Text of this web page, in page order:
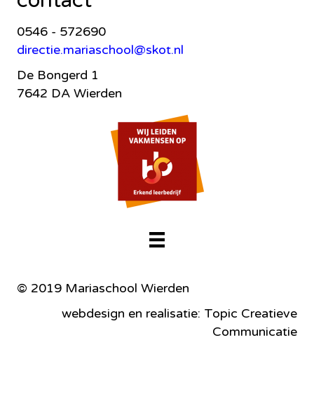
0546 - 572690
directie.mariaschool@skot.nl
De Bongerd 1
7642 DA Wierden
© 2019 Mariaschool Wierden
webdesign en realisatie: Topic Creatieve
Communicatie